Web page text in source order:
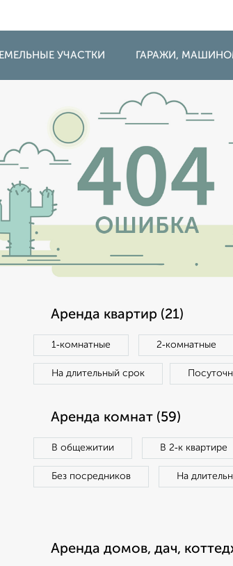
УЧАСТКИ ГАРАЖИ,
Аренда квартир (21)
1‑комнатные 2‑комнатные
На длительный срок
Аренда комнат (59)
В общежитии В 2‑к квартире
Без посредников На
Аренда домов, дач,